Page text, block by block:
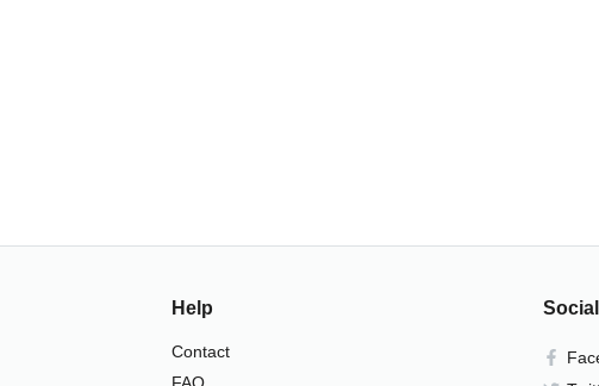
Help
Contact
Social